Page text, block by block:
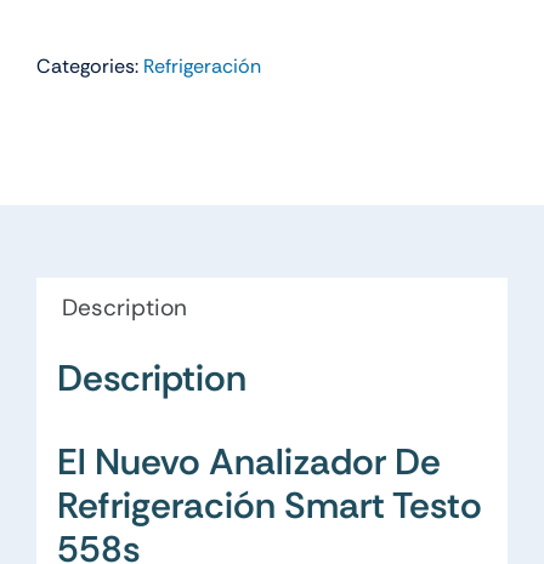
Categories: Refrigeración
Description
Description
El Nuevo Analizador De
Refrigeración Smart Testo
558s